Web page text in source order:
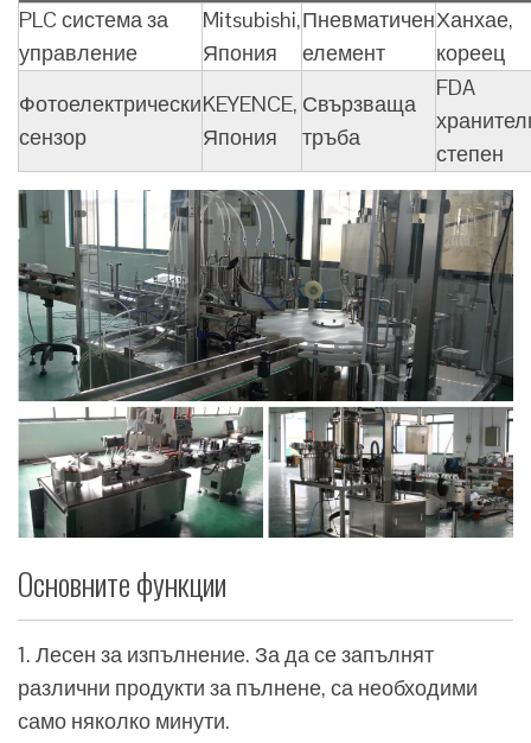
PLC система за
управление
Mitsubishi,
Япония
Пневматичен
елемент
Ханхае,
кореец
Фотоелектрически
сензор
KEYENCE,
Япония
Свързваща
тръба
FDA
степен
Основните функции
1. Лесен за изпълнение. За да се запълнят
различни продукти за пълнене, са необходими
само няколко минути.